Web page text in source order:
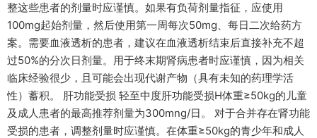
整这些患者的剂量时应谨慎。如果有负荷剂量指征，应使用
100mg起始剂量，然后使用第一周每次50mg、每日二次给药方
案。需要血液透析的患者，建议在血液透析结束后直接补充不超
过50%的分次日剂量。用于终末期肾病患者时应谨慎，因为相关
临床经验很少，且可能会出现代谢产物（具有未知的药理学活
性）蓄积。 肝功能受损 轻至中度肝功能受损H体重≥50kg的儿童
及成人患者的最高推荐剂量为300mng/日。 对于合并存在肾功能
受损的患者，调整剂量时应谨慎。在体重≥50kg的青少年和成人